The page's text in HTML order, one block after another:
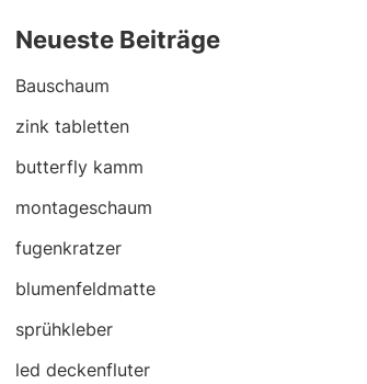
Neueste Beiträge
Bauschaum
zink tabletten
butterfly kamm
montageschaum
fugenkratzer
blumenfeldmatte
sprühkleber
led deckenfluter